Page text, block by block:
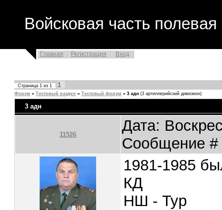
Войсковая часть полевая
Главная Регистрация Вход
Страница1 из1 1
Форум » Тестовый раздел » Тестовый форум » 3 адн (3 артиллерийский дивизион)
3 адн
11526
Дата:
Сообщение
1981-1985
КД
НШ - Тур